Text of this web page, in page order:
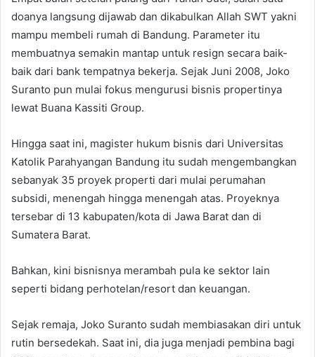
doanya langsung dijawab dan dikabulkan Allah SWT yakni
mampu membeli rumah di Bandung. Parameter itu
membuatnya semakin mantap untuk resign secara baik-
baik dari bank tempatnya bekerja. Sejak Juni 2008, Joko
Suranto pun mulai fokus mengurusi bisnis propertinya
lewat Buana Kassiti Group.
Hingga saat ini, magister hukum bisnis dari Universitas
Katolik Parahyangan Bandung itu sudah mengembangkan
sebanyak 35 proyek properti dari mulai perumahan
subsidi, menengah hingga menengah atas. Proyeknya
tersebar di 13 kabupaten/kota di Jawa Barat dan di
Sumatera Barat.
Bahkan, kini bisnisnya merambah pula ke sektor lain
seperti bidang perhotelan/resort dan keuangan.
Sejak remaja, Joko Suranto sudah membiasakan diri untuk
rutin bersedekah. Saat ini, dia juga menjadi pembina bagi